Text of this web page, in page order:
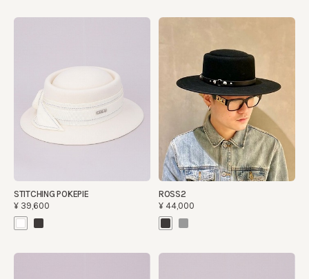
STITCHING POKEPIE
¥39,600
ROSS2
¥44,000